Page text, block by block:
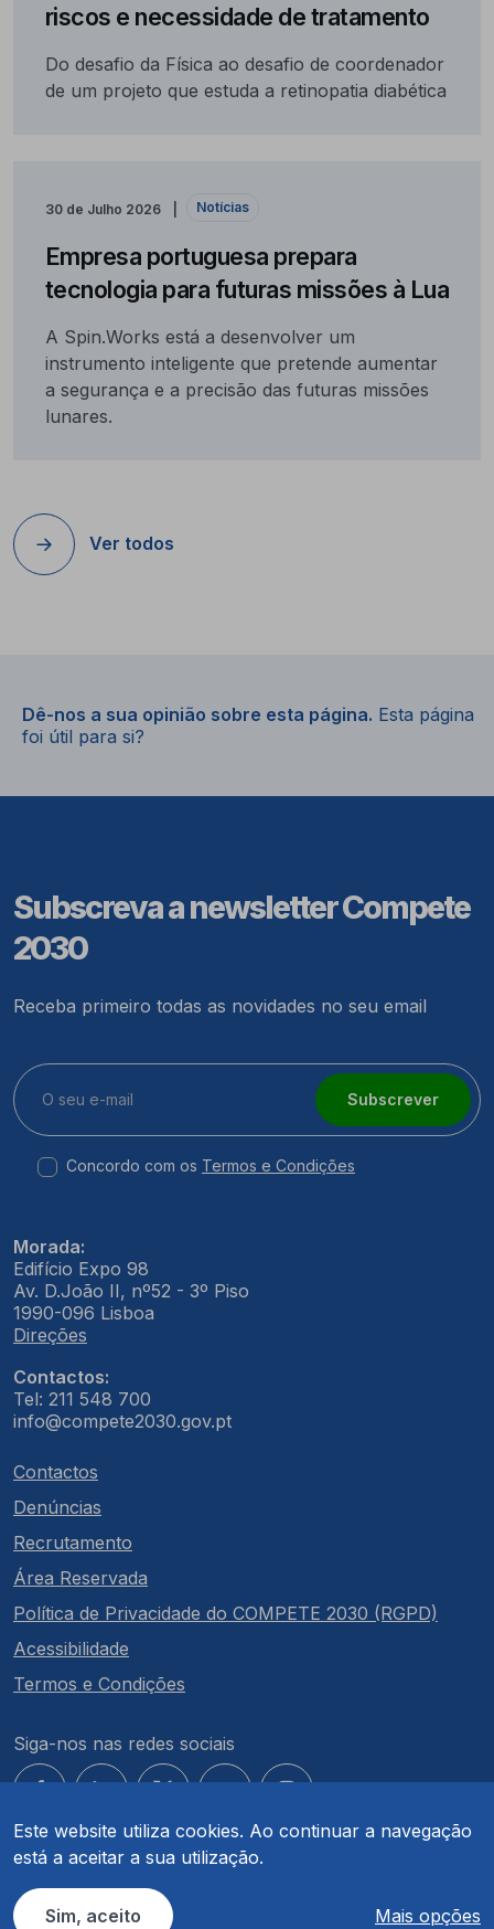
Este website utiliza cookies. Ao continuar a navegação
está a aceitar a sua utilização.
Sim, aceito Mais opções
riscos e necessidade de tratamento
Do desafio da Física ao desafio de coordenador
de um projeto que estuda a retinopatia diabética
30 de Julho 2026 Notícias
Empresa portuguesa prepara
tecnologia para futuras missões à Lua
A Spin.Works está a desenvolver um
instrumento inteligente que pretende aumentar
a segurança e a precisão das futuras missões
lunares.
Ver todos
Dê-nos a sua opinião sobre esta página. Esta página
foi útil para si?
Subscreva a newsletter Compete
2030
Receba primeiro todas as novidades no seu email
Subscrever
Concordo com os Termos e Condições
Morada:
Edifício Expo 98
Av. D.João II, nº52 - 3º Piso
1990-096 Lisboa
Direções
Contactos:
Tel: 211 548 700
info@compete2030.gov.pt
Contactos
Denúncias
Recrutamento
Área Reservada
Política de Privacidade do COMPETE 2030 (RGPD)
Acessibilidade
Termos e Condições
Siga-nos nas redes sociais
© COMPETE 2030. Todos os direitos reservados.